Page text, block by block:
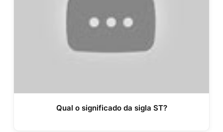
Qual o significado da sigla ST?